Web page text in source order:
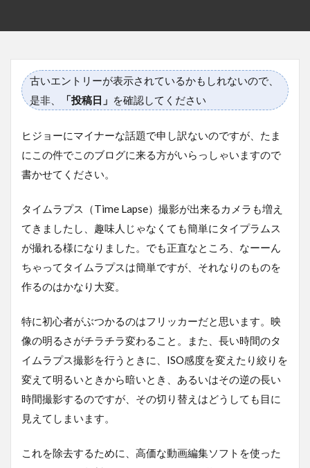
古いエントリーが表示されているかもしれないので、
是非、
「投稿日」 を確認してください
ヒジョーにマイナーな話題で申し訳ないのですが、たま
にこの件でこのブログに来る方がいらっしゃいますので
書かせてください。
タイムラプス（Time Lapse）撮影が出来るカメラも増え
てきましたし、趣味人じゃなくても簡単にタイプラムス
が撮れる様になりました。でも正直なところ、なーーん
ちゃってタイムラプスは簡単ですが、それなりのものを
作るのはかなり大変。
特に初心者がぶつかるのはフリッカーだと思います。映
像の明るさがチラチラ変わること。また、長い時間のタ
イムラプス撮影を行うときに、ISO感度を変えたり絞りを
変えて明るいときから暗いとき、あるいはその逆の長い
時間撮影するのですが、その切り替えはどうしても目に
見えてしまいます。
これを除去するために、高価な動画編集ソフトを使った